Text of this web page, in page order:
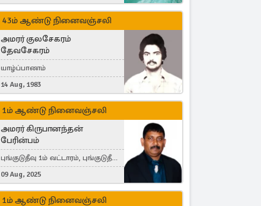
43ம் ஆண்டு நினைவஞ்சலி
அமரர் குலசேகரம்
தேவசேகரம்
யாழ்ப்பாணம்
14 Aug, 1983
1ம் ஆண்டு நினைவஞ்சலி
அமரர் கிருபானந்தன்
பேரின்பம்
புங்குடுதீவு 1ம் வட்டாரம், புங்குடுதீவு,
India, Lausanne, Switzerland
09 Aug, 2025
1ம் ஆண்டு நினைவஞ்சலி